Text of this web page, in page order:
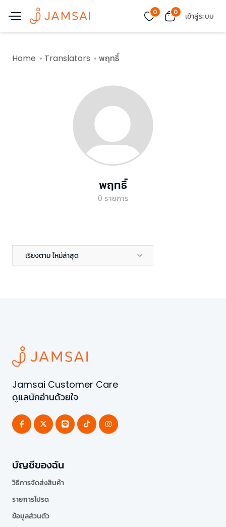
0 0 เข้าสู่ระบบ
Home Translators พฤทธิ์
พฤทธิ์
0 รายการ
เรียงตาม ใหม่ล่าสุด
Jamsai Customer Care
ดูแลนักอ่านด้วยใจ
บัญชีของฉัน
วิธีการจัดส่งสินค้า
รายการโปรด
ข้อมูลส่วนตัว